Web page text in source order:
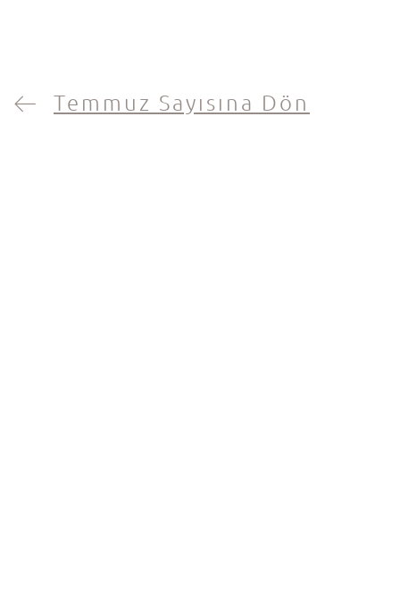
Temmuz Sayısına Dön